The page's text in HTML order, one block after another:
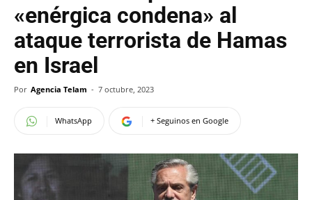
«enérgica condena» al
ataque terrorista de Hamas
en Israel
Por Agencia Telam - 7 octubre, 2023
WhatsApp + Seguinos en Google